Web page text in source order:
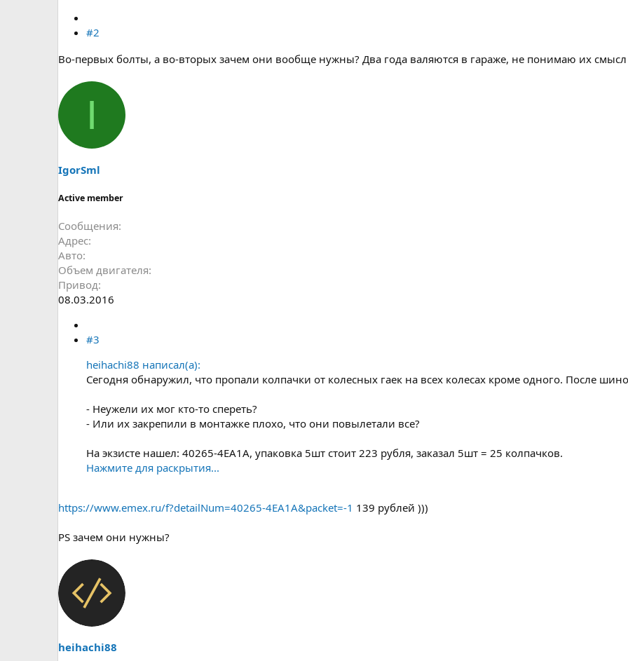
#2
Во-первых болты, а во-вторых зачем они вообще нужны? Два года валяются в гараже, не понимаю их смысл
I
IgorSml
Active member
Сообщения
Адрес
Авто
Объем двигателя
Привод
08.03.2016
#3
heihachi88 написал(а):
Сегодня обнаружил, что пропали колпачки от колесных гаек на всех колесах кроме одного. После
- Неужели их мог кто-то спереть?
- Или их закрепили в монтажке плохо, что они повылетали все?
На экзисте нашел: 40265-4EA1A, упаковка 5шт стоит 223 рубля, заказал 5шт = 25 колпачков.
Нажмите для раскрытия...
https://www.emex.ru/f?detailNum=40265-4EA1A&packet=-1 139 рублей )))
PS зачем они нужны?
heihachi88